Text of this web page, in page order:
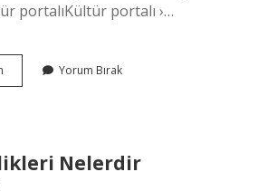
portalıKültür portalı ›…
Nasıl
Yorum Bırak
Nelerdir